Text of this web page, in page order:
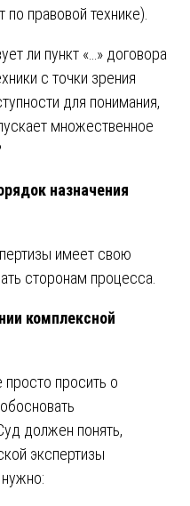
правовой технике).
ли пункт «…» договора
с точки зрения
для понимания,
множественное
назначения
имеет свою
сторонам процесса.
комплексной
просить о
Суд должен понять,
экспертизы